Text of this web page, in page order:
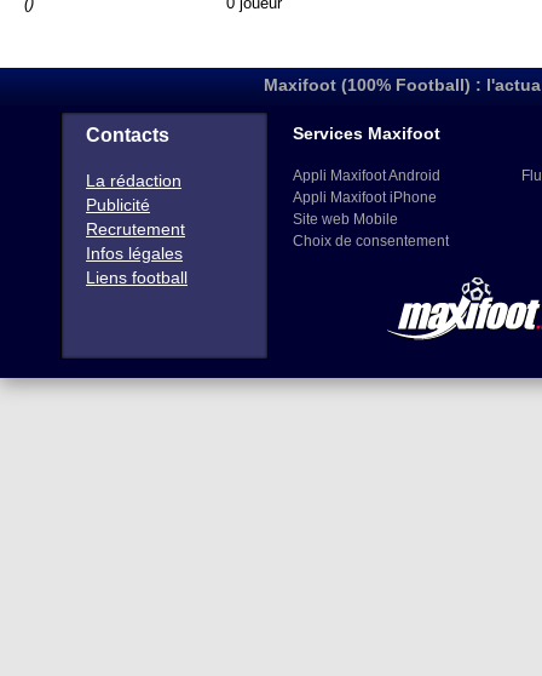
Maxifoot (100% Football) :
Contacts
La rédaction
Publicité
Recrutement
Infos légales
Liens football
Services Maxifoot
Appli Maxifoot Android
Appli Maxifoot iPhone
Site web Mobile
Choix de consentement